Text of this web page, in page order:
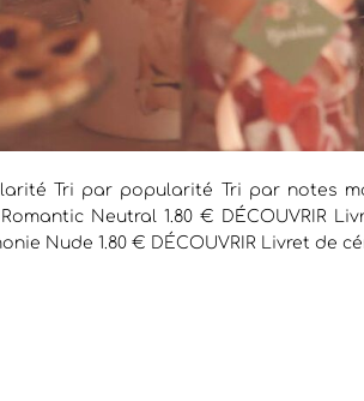
Tri par popularité Tri par notes
Neutral 1.80 € DÉCOUVRIR
Nude 1.80 € DÉCOUVRIR Livret de